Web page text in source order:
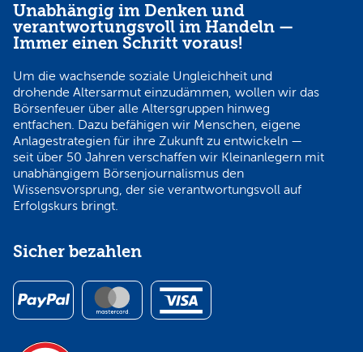
Unabhängig im Denken und
verantwortungsvoll im Handeln —
Immer einen Schritt voraus!
Um die wachsende soziale Ungleichheit und
drohende Altersarmut einzudämmen, wollen wir das
Börsenfeuer über alle Altersgruppen hinweg
entfachen. Dazu befähigen wir Menschen, eigene
Anlagestrategien für ihre Zukunft zu entwickeln —
seit über 50 Jahren verschaffen wir Kleinanlegern mit
unabhängigem Börsenjournalismus den
Wissensvorsprung, der sie verantwortungsvoll auf
Erfolgskurs bringt.
Sicher bezahlen